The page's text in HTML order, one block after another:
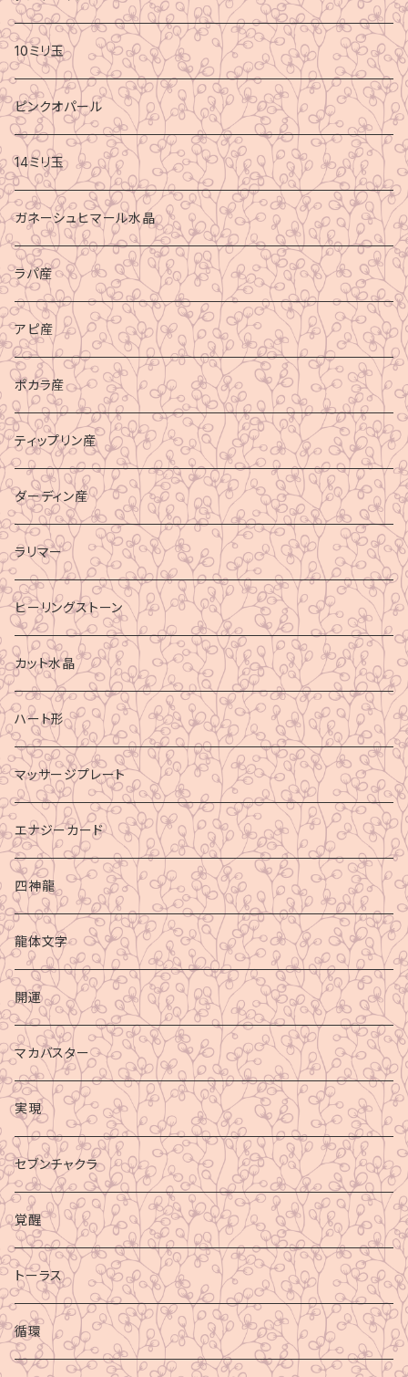
10ミリ玉
ピンクオパール
14ミリ玉
ガネーシュヒマール水晶
ラパ産
アピ産
ポカラ産
ティップリン産
ダーディン産
ラリマー
ヒーリングストーン
カット水晶
ハート形
マッサージプレート
エナジーカード
四神龍
龍体文字
開運
マカバスター
実現
セブンチャクラ
覚醒
トーラス
循環